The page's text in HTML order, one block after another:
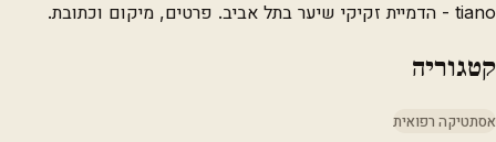
tiano - הדמיית זקיקי שיער בתל אביב. פרטים, מיקום וכתובת.
קטגוריה
אסתטיקה רפואית